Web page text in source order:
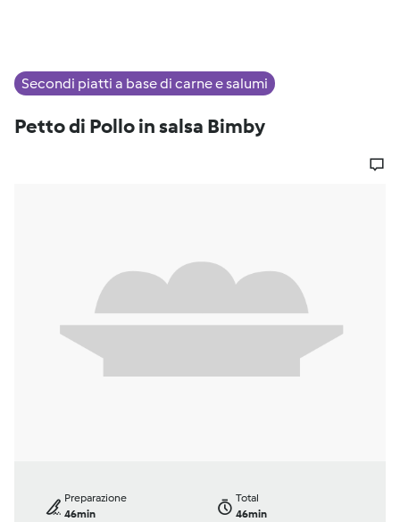
Secondi piatti a base di carne e salumi
Petto di Pollo in salsa Bimby
Preparazione
46min
Total
46min